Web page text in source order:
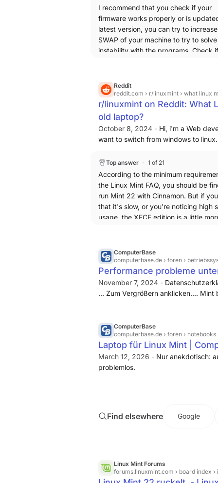
every few hours, and frequent tabs
Visual Studio Code windows, and
to stability? and ideas? Update: I
completely successful, despite the
runninglsb_release -a shows 21.3.
I recommend that you check if your
firmware works properly or is
latest version, you can try to
SWAP of your machine to try to
instability with the programs. Check
try updating the kernel to a newer
that may bring improvements. I
are not the best solutions but I hope
work for you OP: Make a clean
Mint.
Reddit
reddit.com › r/linuxmint › what linux
r/linuxmint on Reddit: What
old laptop?
October 8, 2024 - Hi, i'm a Web
want to switch from windows to
internal ssd:- 238gb.
Top answer 1 of 21
According to the minimum
the Linux Mint FAQ, you should be
run Mint 22 with Cinnamon. But if
that it's slow, or you're noticing high
usage, the XFCE edition is a little
ComputerBase
computerbase.de › foren ›
Performance probleme
November 7, 2024 -
... Zum Vergrößern anklicken....
ComputerBase
computerbase.de › foren ›
Laptop für Linux Mint |
March 12, 2026 - Nur anekdotisch:
problemlos.
Find elsewhere Google
Linux Mint Forums
forums.linuxmint.com › board index